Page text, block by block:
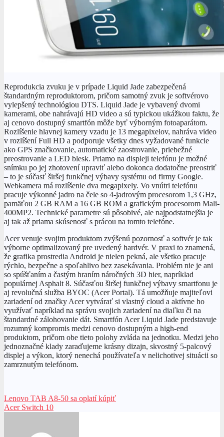
Reprodukcia zvuku je v prípade Liquid Jade zabezpečená
štandardným reproduktorom, pričom samotný zvuk je softvérovo
vylepšený technológiou DTS. Liquid Jade je vybavený dvomi
kamerami, obe nahrávajú HD video a sú typickou ukážkou faktu, že
aj cenovo dostupný smartfón môže byť výborným fotoaparátom.
Rozlíšenie hlavnej kamery vzadu je 13 megapixelov, nahráva video
v rozlíšení Full HD a podporuje všetky dnes vyžadované funkcie
ako GPS značkovanie, automatické zaostrovanie, priebežné
preostrovanie a LED blesk. Priamo na displeji telefónu je možné
snímku po jej zhotovení upraviť alebo dokonca dodatočne preostriť
– to je súčasť širšej funkčnej výbavy systému od firmy Google.
Webkamera má rozlíšenie dva megapixely. Vo vnútri telefónu
pracuje výkonné jadro na čele so 4-jadrovým procesorom 1,3 GHz,
pamäťou 2 GB RAM a 16 GB ROM a grafickým procesorom Mali-
400MP2. Technické parametre sú pôsobivé, ale najpodstatnejšia je
aj tak až priama skúsenosť s prácou na tomto telefóne.
Acer venuje svojim produktom zvýšenú pozornosť a softvér je tak
výborne optimalizovaný pre uvedený hardvér. V praxi to znamená,
že grafika prostredia Android je nielen pekná, ale všetko pracuje
rýchlo, bezpečne a spoľahlivo bez zasekávania. Problém nie je ani
so spúšťaním a častým hraním náročných 3D hier, napríklad
populárnej Asphalt 8. Súčasťou širšej funkčnej výbavy smartfonu je
aj revolučná služba BYOC (Acer Portal). Tá umožňuje majiteľovi
zariadení od značky Acer vytvárať si vlastný cloud a aktívne ho
využívať napríklad na správu svojich zariadení na diaľku či na
štandardné zálohovanie dát. Smartfón Acer Liquid Jade predstavuje
rozumný kompromis medzi cenovo dostupným a high-end
produktom, pričom obe tieto polohy zvláda na jednotku. Medzi jeho
jednoznačné klady zaraďujeme krásny dizajn, skvostný 5-palcový
displej a výkon, ktorý nenechá používateľa v nelichotivej situácii so
zamrznutým telefónom.
Navigácia
v
Lenovo TAB A8-50 sa oplatí kúpiť
Acer Switch 10